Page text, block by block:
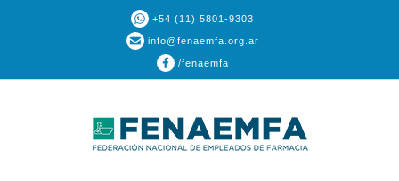
+54 (11) 5801-9303
info@fenaemfa.org.ar
/fenaemfa